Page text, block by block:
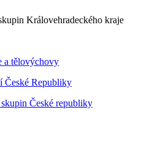
Královehradeckého kraje
a tělovýchovy
České Republiky
České republiky